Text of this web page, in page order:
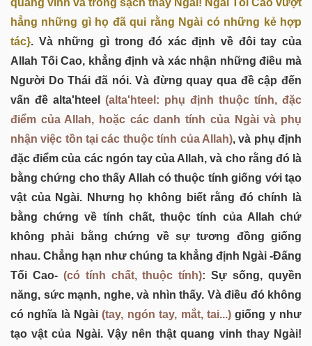
hẳng những gì họ đã qui rằng Ngài có những kẻ hợp
tác}. Và những gì trong đó xác định về đôi tay của
Allah Tối Cao, khẳng định và xác nhận những điều mà
Người Do Thái đã nói. Và đừng quay qua đề cập đến
vấn đề alta'hteel (alta'hteel: phụ định thuộc tính, đặc
điểm của Allah, hoặc các danh tính của Ngài và phụ
nhận việc tồn tại các thuộc tính của Allah), và phụ định
đặc điểm của các ngón tay của Allah, và cho rằng đó là
bằng chứng cho thấy Allah có thuộc tính giống với tạo
vật của Ngài. Nhưng họ không biết rằng đó chính là
bằng chứng về tính chất, thuộc tính của Allah chứ
không phải bằng chứng về sự tương đồng giống
nhau. Chẳng hạn như chúng ta khẳng định Ngài -Đấng
Tối Cao- (có tính chất, thuộc tính): Sự sống, quyền
năng, sức mạnh, nghe, và nhìn thấy. Và điều đó không
có nghĩa là Ngài(tay, ngón tay, mắt, tai...)giống y như
tạo vật của Ngài. Vậy nên thật quang vinh thay Ngài!